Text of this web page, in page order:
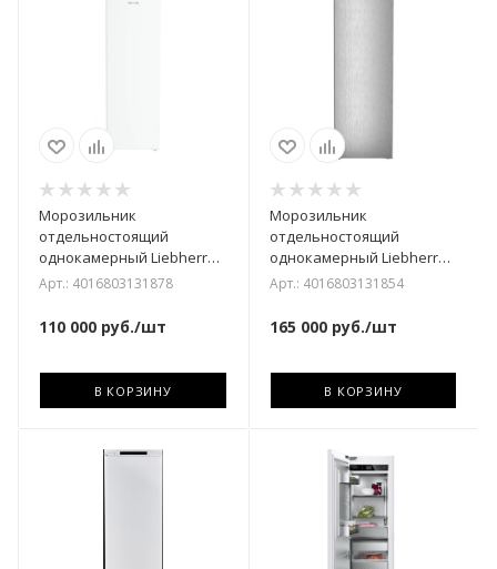
Морозильник
отдельностоящий
однокамерный Liebherr
SFNd 5227-22 001
Арт.: 4016803131878
110 000 руб./шт
В КОРЗИНУ
Морозильник
отдельностоящий
однокамерный Liebherr
SFNbdd 5227-22 001
Арт.: 4016803131854
165 000руб./шт
В КОРЗИНУ